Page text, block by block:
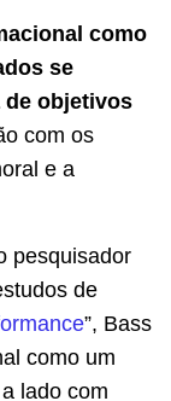
como
se
de objetivos
com os
e a
pesquisador
de
”, Bass
como um
lado com